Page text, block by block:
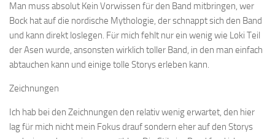
Man muss absolut Kein Vorwissen für den Band mitbringen, wer
Bock hat auf die nordische Mythologie, der schnappt sich den Band
und kann direkt loslegen. Für mich fehlt nur ein wenig wie Loki Teil
der Asen wurde, ansonsten wirklich toller Band, in den man einfach
abtauchen kann und einige tolle Storys erleben kann.
Zeichnungen
Ich hab bei den Zeichnungen den relativ wenig erwartet, den hier
lag für mich nicht mein Fokus drauf sondern eher auf den Storys